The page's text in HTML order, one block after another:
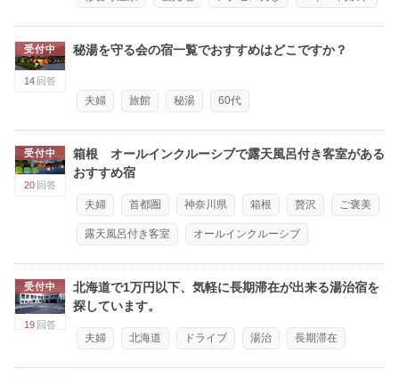
受付中
14 回答
秘湯を守る会の宿一覧でおすすめはどこですか？
夫婦 旅館 秘湯 60代
受付中
20 回答
箱根 オールインクルーシブで露天風呂付き客室がある
おすすめ宿
夫婦 首都圏 神奈川県 箱根 贅沢 ご褒美
露天風呂付き客室 オールインクルーシブ
受付中
19 回答
北海道で1万円以下、気軽に長期滞在が出来る湯治宿を
探しています。
夫婦 北海道 ドライブ 湯治 長期滞在